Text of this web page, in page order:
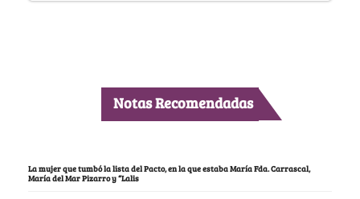
Notas Recomendadas
La mujer que tumbó la lista del Pacto, en la que estaba María Fda. Carrascal,
María del Mar Pizarro y “Lalis